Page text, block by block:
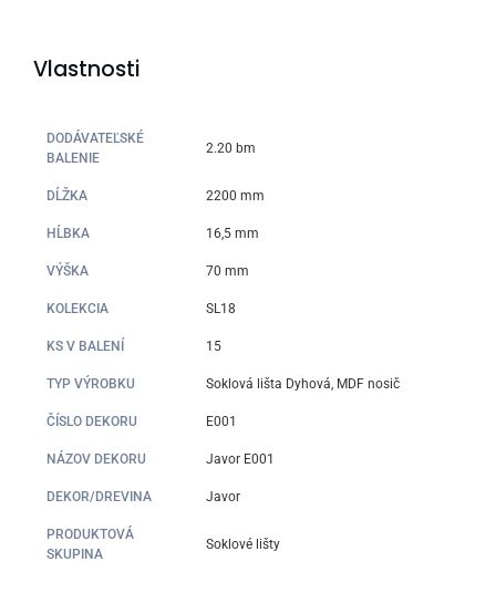
Vlastnosti
DODÁVATEĽSKÉ
BALENIE
2.20 bm
DĹŽKA 2200 mm
HĹBKA 16,5 mm
VÝŠKA 70 mm
KOLEKCIA SL18
KS V BALENÍ 15
TYP VÝROBKU Soklová lišta Dyhová, MDF nosič
ČÍSLO DEKORU E001
NÁZOV DEKORU Javor E001
DEKOR/DREVINA Javor
PRODUKTOVÁ
SKUPINA
Soklové lišty